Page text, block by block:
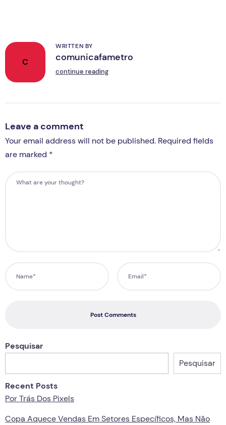
C
WRITTEN BY
comunicafametro
continue reading
Leave a comment
Your email address will not be published. Required fields
are marked *
Post Comments
Pesquisar
Pesquisar
Recent Posts
Por Trás Dos Pixels
Copa Aquece Vendas Em Setores Específicos, Mas Não